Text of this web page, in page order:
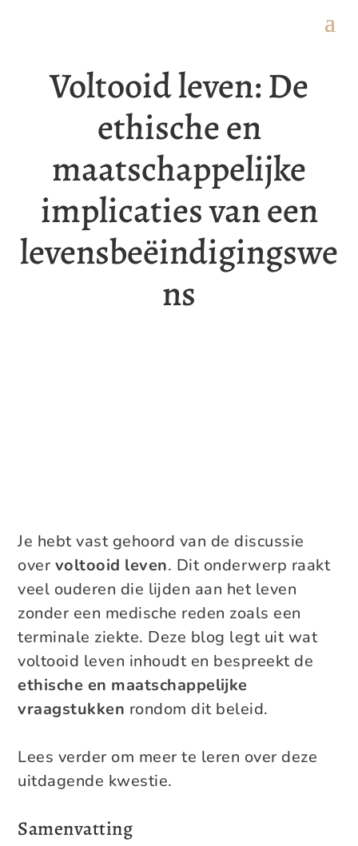
Voltooid leven: De
ethische en
maatschappelijke
implicaties van een
levensbeëindigingswe
ns
Je hebt vast gehoord van de discussie
over voltooid leven. Dit onderwerp raakt
veel ouderen die lijden aan het leven
zonder een medische reden zoals een
terminale ziekte. Deze blog legt uit wat
voltooid leven inhoudt en bespreekt de
ethische en maatschappelijke
vraagstukken rondom dit beleid.
Lees verder om meer te leren over deze
uitdagende kwestie.
Samenvatting